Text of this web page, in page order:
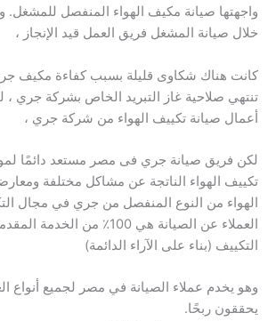
واجهتها صيانة مكيف الهواء المنفصل للمشغل.
خلال صيانة المشغل فريق العمل قيد الإنجاز ،
كانت هناك شكاوى قليلة بسبب كفاءة مكيف
تنتهي صلاحية غاز التبريد الخاص بشركة جري ،
أعمال صيانة تكييف الهواء من شركة جري ،
لكن فريق صيانة جري فى مصر مستعد دائمًا
تكييف الهواء الناتجة عن مشاكل مختلفة
الهواء من النوع المنفصل من جري في مجال
العملاء عن الصيانة هي 100٪ من
التكييف (بناء على الآراء الدائمة)
وهو يخدم عملاء الصيانة في مصر لجميع أنواع
يحققون ربحًا.